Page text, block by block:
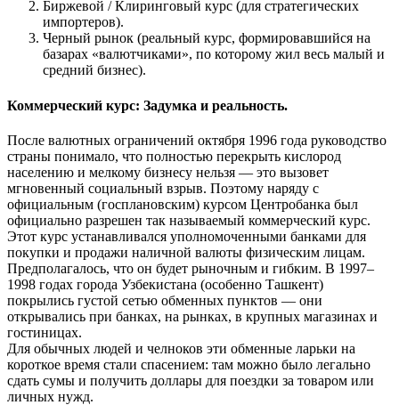
Биржевой / Клиринговый курс (для стратегических
импортеров).
Черный рынок (реальный курс, формировавшийся на
базарах «валютчиками», по которому жил весь малый и
средний бизнес).
Коммерческий курс: Задумка и реальность.
После валютных ограничений октября 1996 года руководство
страны понимало, что полностью перекрыть кислород
населению и мелкому бизнесу нельзя — это вызовет
мгновенный социальный взрыв. Поэтому наряду с
официальным (госплановским) курсом Центробанка был
официально разрешен так называемый коммерческий курс.
Этот курс устанавливался уполномоченными банками для
покупки и продажи наличной валюты физическим лицам.
Предполагалось, что он будет рыночным и гибким. В 1997–
1998 годах города Узбекистана (особенно Ташкент)
покрылись густой сетью обменных пунктов — они
открывались при банках, на рынках, в крупных магазинах и
гостиницах.
Для обычных людей и челноков эти обменные ларьки на
короткое время стали спасением: там можно было легально
сдать сумы и получить доллары для поездки за товаром или
личных нужд.